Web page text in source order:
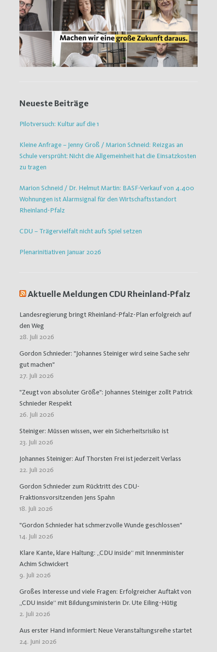
Neueste Beiträge
Pilotversuch: Kultur auf die 1
Kleine Anfrage – Jenny Groß / Marion Schneid: Reizgas an
Schule versprüht: Nicht die Allgemeinheit hat die Einsatzkosten
zu tragen
Marion Schneid / Dr. Helmut Martin: BASF-Verkauf von 4.400
Wohnungen ist Alarmsignal für den Wirtschaftsstandort
Rheinland-Pfalz
CDU – Trägervielfalt nicht aufs Spiel setzen
Plenarinitiativen Januar 2026
Aktuelle Meldungen CDU Rheinland-Pfalz
Landesregierung bringt Rheinland-Pfalz-Plan erfolgreich auf
den Weg
28. Juli 2026
Gordon Schnieder: "Johannes Steiniger wird seine Sache sehr
gut machen"
27. Juli 2026
"Zeugt von absoluter Größe": Johannes Steiniger zollt Patrick
Schnieder Respekt
26. Juli 2026
Steiniger: Müssen wissen, wer ein Sicherheitsrisiko ist
23. Juli 2026
Johannes Steiniger: Auf Thorsten Frei ist jederzeit Verlass
22. Juli 2026
Gordon Schnieder zum Rücktritt des CDU-
Fraktionsvorsitzenden Jens Spahn
18. Juli 2026
"Gordon Schnieder hat schmerzvolle Wunde geschlossen"
14. Juli 2026
Klare Kante, klare Haltung: „CDU inside“ mit Innenminister
Achim Schwickert
9. Juli 2026
Großes Interesse und viele Fragen: Erfolgreicher Auftakt von
„CDU inside“ mit Bildungsministerin Dr. Ute Eiling-Hütig
2. Juli 2026
Aus erster Hand informiert: Neue Veranstaltungsreihe startet
24. Juni 2026